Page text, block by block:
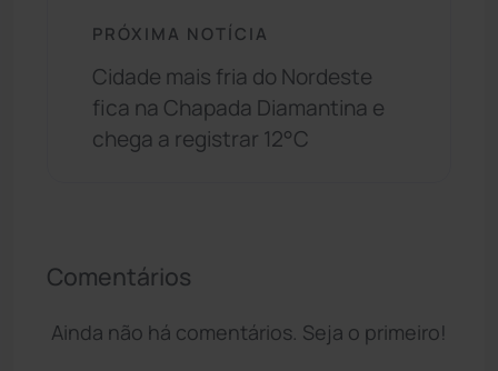
PRÓXIMA NOTÍCIA
Cidade mais fria do Nordeste
fica na Chapada Diamantina e
chega a registrar 12°C
Comentários
Ainda não há comentários. Seja o primeiro!